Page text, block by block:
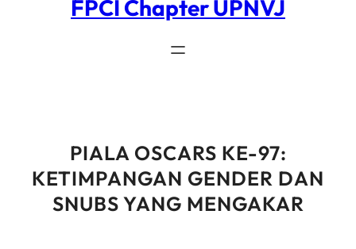
FPCI Chapter UPNVJ
PIALA OSCARS KE-97:
KETIMPANGAN GENDER DAN
SNUBS YANG MENGAKAR